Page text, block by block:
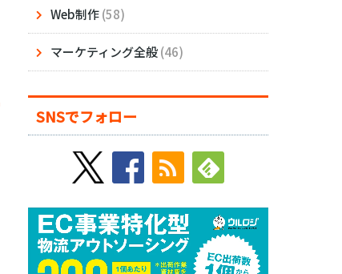
Web制作(58)
マーケティング全般(46)
SNSでフォロー